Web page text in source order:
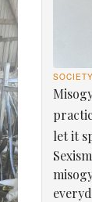
SOCIETY
let it